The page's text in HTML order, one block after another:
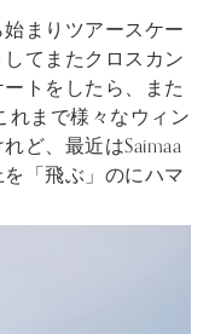
まりツアースケー
てまたクロスカン
トをしたら、また
れまで様々なウィン
ど、最近はSaimaa
「飛ぶ」のにハマ